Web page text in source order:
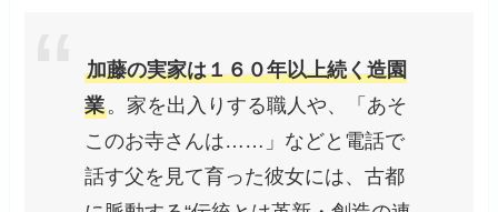
加藤の実家は１６０年以上続く造園
業。家を出入りする職人や、「あそ
このお寺さんは……」などと電話で
話す父を見て育った彼女には、古都